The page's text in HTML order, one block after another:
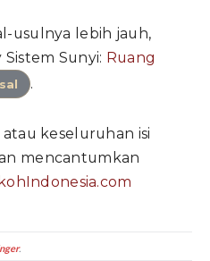
usulnya lebih jauh,
Sunyi: Ruang
.
keseluruhan isi
mencantumkan
.